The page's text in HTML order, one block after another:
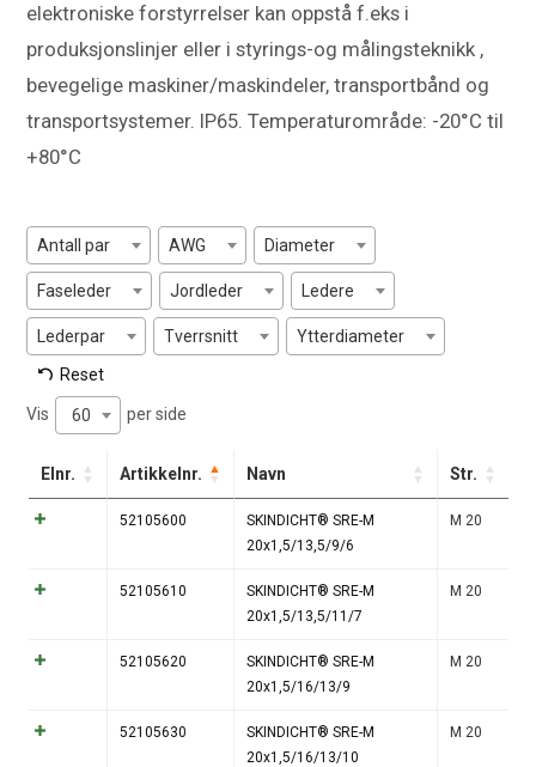
elektroniske forstyrrelser kan oppstå f.eks i
produksjonslinjer eller i styrings-og målingsteknikk ,
bevegelige maskiner/maskindeler, transportbånd og
transportsystemer. IP65. Temperaturområde: -20°C til
+80°C
Antall par AWG Diameter
Faseleder Jordleder Ledere
Lederpar Tverrsnitt
Ytterdiameter
Reset
Vis 60 per side
Elnr. Artikkelnr. Navn Str.
52105600
SKINDICHT® SRE-M
20x1,5/13,5/9/6
M 20
52105610
SKINDICHT® SRE-M
20x1,5/13,5/11/7
M 20
52105620
SKINDICHT® SRE-M
20x1,5/16/13/9
M 20
52105630
SKINDICHT® SRE-M
20x1,5/16/13/10
M 20